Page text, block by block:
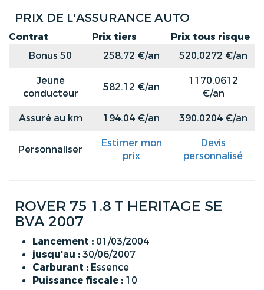
PRIX DE L'ASSURANCE AUTO
Contrat Prix tiers
Prix tous risque
Bonus 50
258.72 €/an
520.0272 €/an
Jeune
conducteur
582.12 €/an
1170.0612
€/an
Assuré au km
194.04 €/an 390.0204 €/an
Personnaliser
Estimer mon
prix
Devis
personnalisé
ROVER 75 1.8 T HERITAGE SE
BVA 2007
Lancement : 01/03/2004
jusqu'au :30/06/2007
Carburant : Essence
Puissance fiscale : 10